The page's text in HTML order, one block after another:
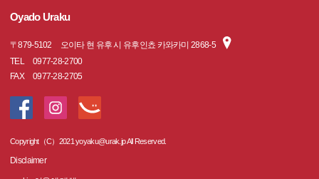
Oyado Uraku
〒879-5102
오이타 현 유후 시 유후인쵸 카와카미 2868-5
TEL
0977-28-2700
FAX
0977-28-2705
Copyright（C）2021 yoyaku@urak.jp All Reserved.
Disclaimer